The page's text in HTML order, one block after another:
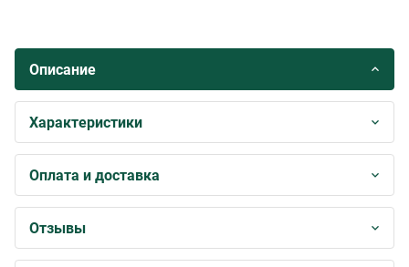
Описание
Характеристики
Оплата и доставка
Отзывы